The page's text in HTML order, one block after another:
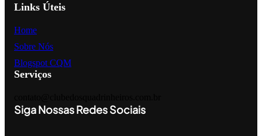
Links Úteis
Home
Sobre Nós
Blogspot CQM
Serviços
Siga Nossas Redes Sociais